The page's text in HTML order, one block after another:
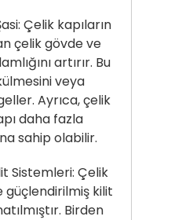
Çelik kapıların
çelik gövde ve
artırır. Bu
veya
Ayrıca, çelik
daha fazla
sahip olabilir.
Sistemleri: Çelik
güçlendirilmiş kilit
Birden